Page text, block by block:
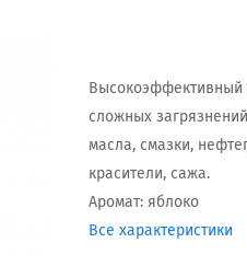
Высокоэффективный
сложных
масла, смазки,
красители, сажа.
Аромат: яблоко
Все характеристики